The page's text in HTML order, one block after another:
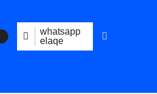
qiymətli sərmayədir.
whatsapp
elaqe